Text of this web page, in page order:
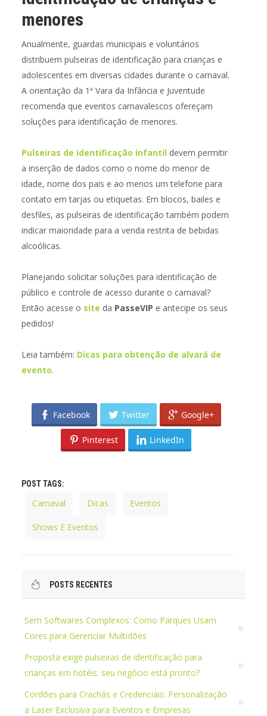
menores
Anualmente, guardas municipais e voluntários
distribuem pulseiras de identificação para crianças e
adolescentes em diversas cidades durante o carnaval.
A orientação da 1ª Vara da Infância e Juventude
recomenda que eventos carnavalescos ofereçam
soluções para identificação de menores.
Pulseiras de identificação infantildevem permitir
a inserção de dados como o nome do menor de
idade, nome dos pais e ao menos um telefone para
contato em tarjas ou etiquetas. Em blocos, bailes e
desfiles, as pulseiras de identificação também podem
indicar maioridade para a venda restrita de bebidas
alcoólicas.
Planejando solicitar soluções para identificação de
público e controle de acesso durante o carnaval?
Então acesse o site da PasseVIP e antecipe os seus
pedidos!
Leia também: Dicas para obtenção de alvará de
evento.
Facebook Twitter Google+
Pinterest LinkedIn
POST TAGS:
Carnaval Dicas Eventos
Shows E Eventos
POSTS RECENTES
Sem Softwares Complexos: Como Parques Usam
Cores para Gerenciar Multidões
Proposta exige pulseiras de identificação para
crianças em hotéis: seu negócio está pronto?
Cordões para Crachás e Credenciais: Personalização
a Laser Exclusiva para Eventos e Empresas